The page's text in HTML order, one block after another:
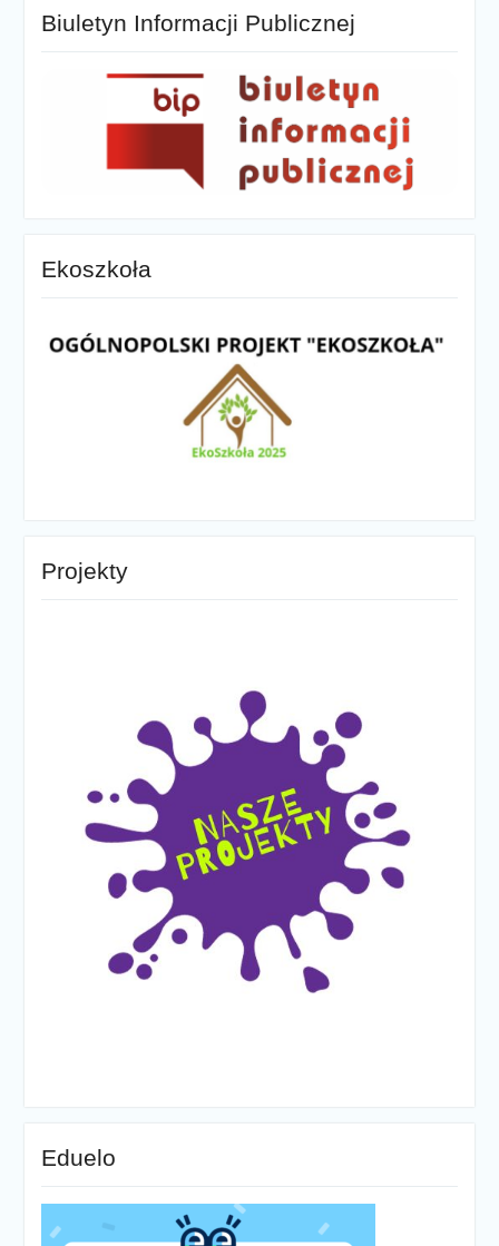
Biuletyn Informacji Publicznej
Ekoszkoła
Projekty
Eduelo